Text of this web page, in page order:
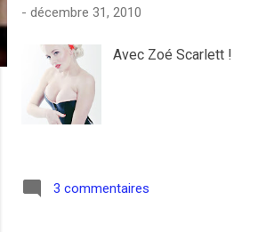
- décembre 31, 2010
Avec Zoé Scarlett !
3 commentaires